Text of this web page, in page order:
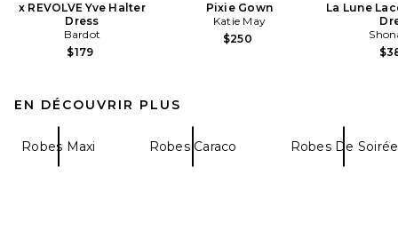
x REVOLVE Yve Halter
Dress
Bardot
$179
Pixie Gown
Katie May
$250
La Lune
EN DÉCOUVRIR PLUS
Robes Maxi Robes Caraco Robes De Soirée